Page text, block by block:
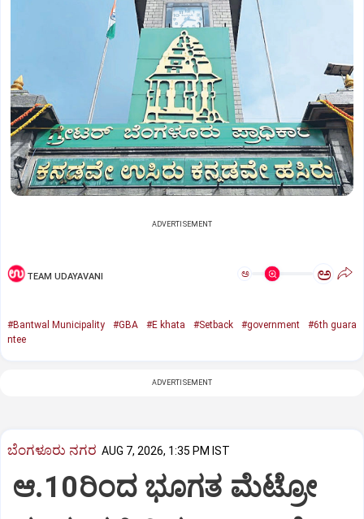
ADVERTISEMENT
TEAM UDAYAVANI ಅ ಅ
#Bantwal Municipality #GBA #E khata #Setback #government
#6th guara
ntee
ADVERTISEMENT
ಬೆಂಗಳೂರು ನಗರ AUG 7, 2026, 1:35 PM IST
ಆ.10ರಿಂದ ಭೂಗತ ಮೆಟ್ರೋ